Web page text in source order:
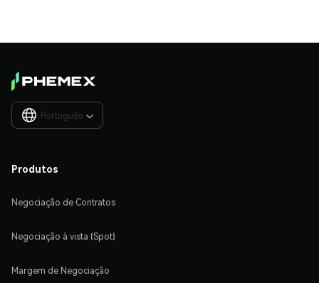
Português 
Produtos
Negociação de Contratos
Negociação à vista (Spot)
Margem de Negociação